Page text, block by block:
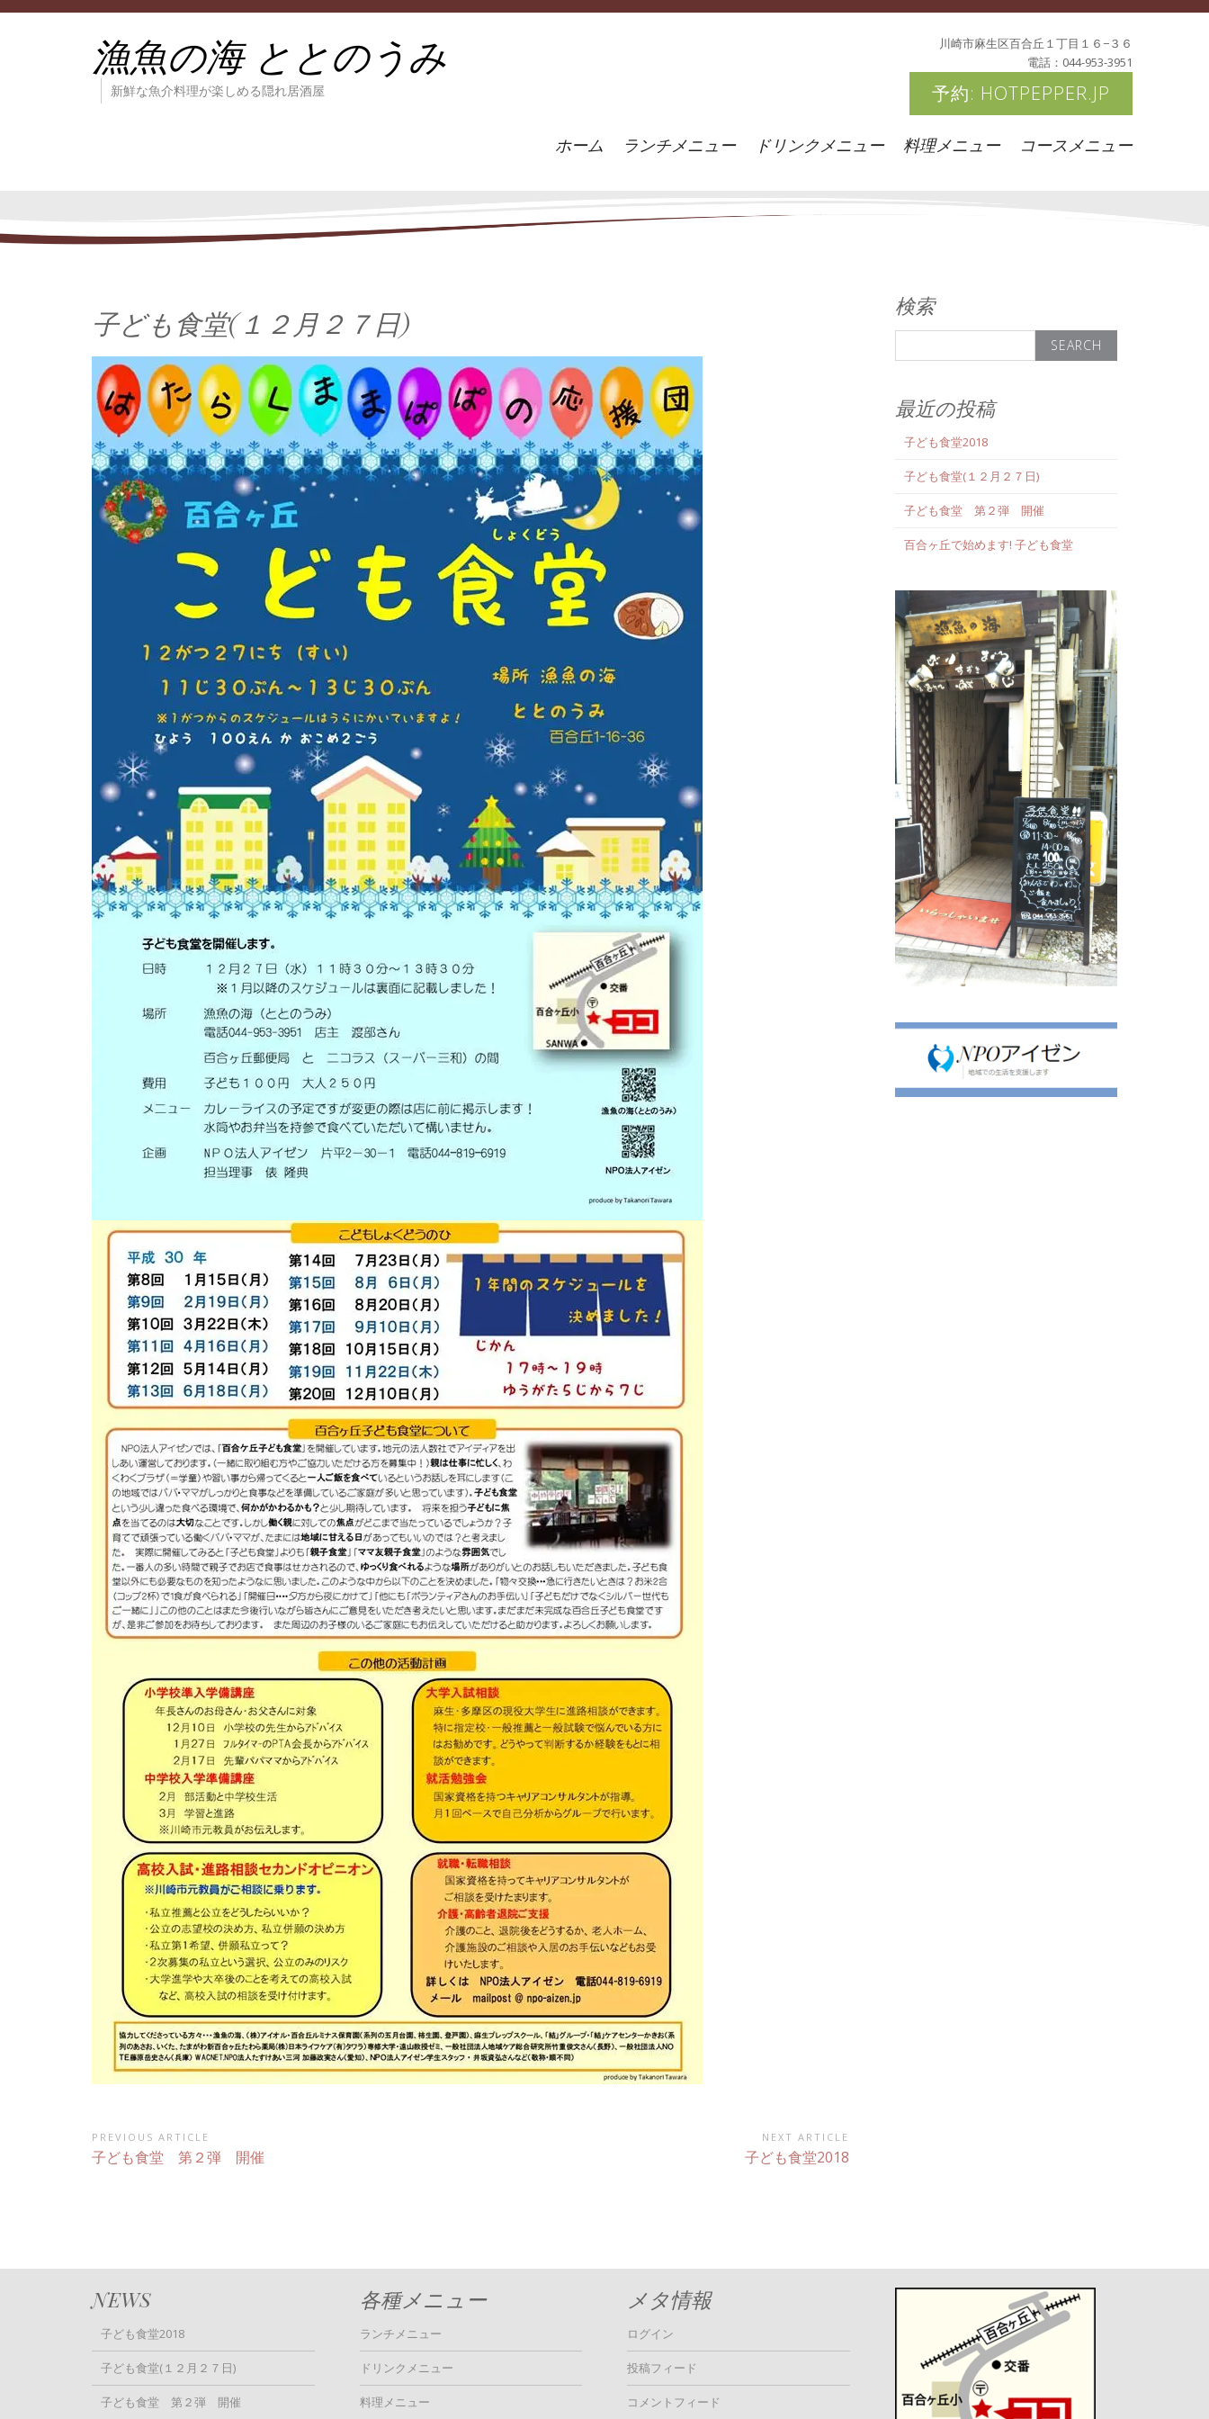
漁魚の海 ととのうみ
新鮮な魚介料理が楽しめる隠れ居酒屋
川崎市麻生区百合丘１丁目１６−３６
電話：044-953-3951
予約: HOTPEPPER.JP
ホーム ランチメニュー ドリンクメニュー 料理メニュー コースメニュー
子ども食堂(１２月２７日)
投
稿
シ
ョ
ン
PREVIOUS ARTICLE
Previous
子ども食堂 第２弾 開催
NEXT ARTICLE
Next
子ども食堂2018
検索
for:
最近の投稿
子ども食堂2018
子ども食堂(１２月２７日)
子ども食堂 第２弾 開催
百合ヶ丘で始めます! 子ども食堂
NEWS
子ども食堂2018
子ども食堂(１２月２７日)
子ども食堂 第２弾 開催
各種メニュー
ランチメニュー
ドリンクメニュー
料理メニュー
メタ情報
ログイン
投稿フィード
コメントフィード